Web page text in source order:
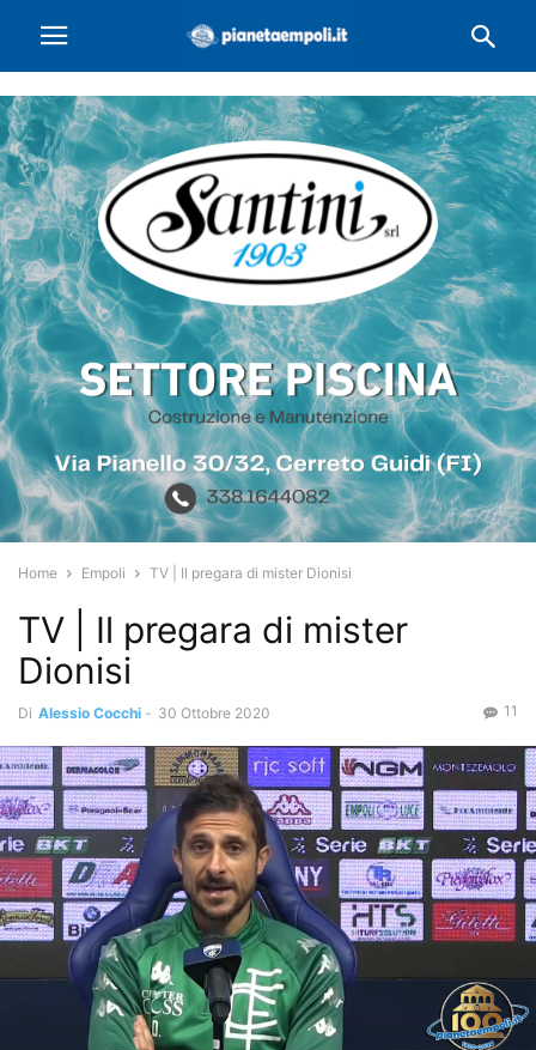
Home Empoli TV | Il pregara di mister Dionisi
TV | Il pregara di mister
Dionisi
Di Alessio Cocchi - 30 Ottobre 2020 11